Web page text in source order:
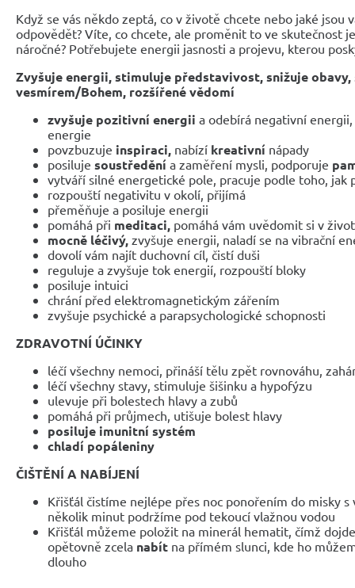
Když se vás někdo zeptá, co v životě chcete nebo jaké jsou
odpovědět? Víte, co chcete, ale proměnit to ve skutečnost
náročné? Potřebujete energii jasnosti a projevu, kterou
Zvyšuje energii, stimuluje představivost, snižuje obavy,
vesmírem/Bohem, rozšířené vědomí
zvyšuje pozitivní energii a odebírá negativní
energie
povzbuzuje inspiraci, nabízí kreativní nápady
posiluje soustředění a zaměření mysli, podporuje
vytváří silné energetické pole, pracuje podle toho, jak
rozpouští negativitu v okolí, přijímá
přeměňuje a posiluje energii
pomáhá při meditaci, pomáhá vám uvědomit si v
mocně léčivý, zvyšuje energii, naladí se na vibrační
dovolí vám najít duchovní cíl, čistí duši
reguluje a zvyšuje tok energií, rozpouští bloky
posiluje intuici
chrání před elektromagnetickým zářením
zvyšuje psychické a parapsychologické schopnosti
ZDRAVOTNÍ ÚČINKY
léčí všechny nemoci, přináší tělu zpět rovnováhu,
léčí všechny stavy, stimuluje šišinku a hypofýzu
ulevuje při bolestech hlavy a zubů
pomáhá při průjmech, utišuje bolest hlavy
posiluje imunitní systém
chladí popáleniny
ČIŠTĚNÍ A NABÍJENÍ
Křišťál čistíme nejlépe přes noc ponořením do misky s
několik minut podržíme pod tekoucí vlažnou vodou
Křišťál můžeme položit na minerál hematit, čímž
opětovně zcela nabít na přímém slunci, kde ho
dlouho